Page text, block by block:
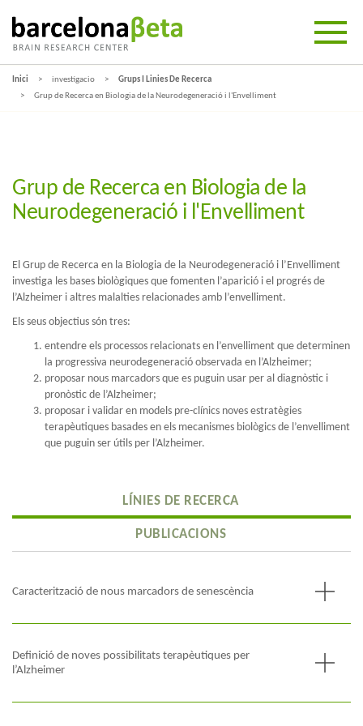
Inici investigacio
Grups I Linies De Recerca
Grup de Recerca en Biologia de la Neurodegeneració i l'Envelliment
Grup de Recerca en Biologia de la
Neurodegeneració i l'Envelliment
El Grup de Recerca en la Biologia de la Neurodegeneració i l’Envelliment
investiga les bases biològiques que fomenten l’aparició i el progrés de
l’Alzheimer i altres malalties relacionades amb l’envelliment.
Els seus objectius són tres:
entendre els processos relacionats en l’envelliment que determinen
la progressiva neurodegeneració observada en l’Alzheimer;
proposar nous marcadors que es puguin usar per al diagnòstic i
pronòstic de l’Alzheimer;
proposar i validar en models pre-clínics noves estratègies
terapèutiques basades en els mecanismes biològics de l’envelliment
que puguin ser útils per l’Alzheimer.
LÍNIES DE RECERCA
PUBLICACIONS
Caracterització de nous marcadors de senescència
relacionades, com per exemple l’Alzheimer. Les hipòtesis
actuals proposen que la presència exagerada de cèl·lules
l’acumulació d’agregats i la progressió de la neurodegeneració
Definició de noves possibilitats terapèutiques per
l’Alzheimer